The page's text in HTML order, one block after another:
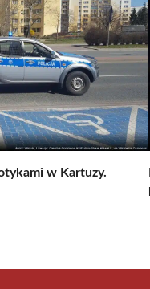
w Kartuzy.